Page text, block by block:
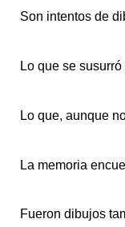
Son intentos de
Lo que se
Lo que, aunque
La memoria
Fueron dibujos